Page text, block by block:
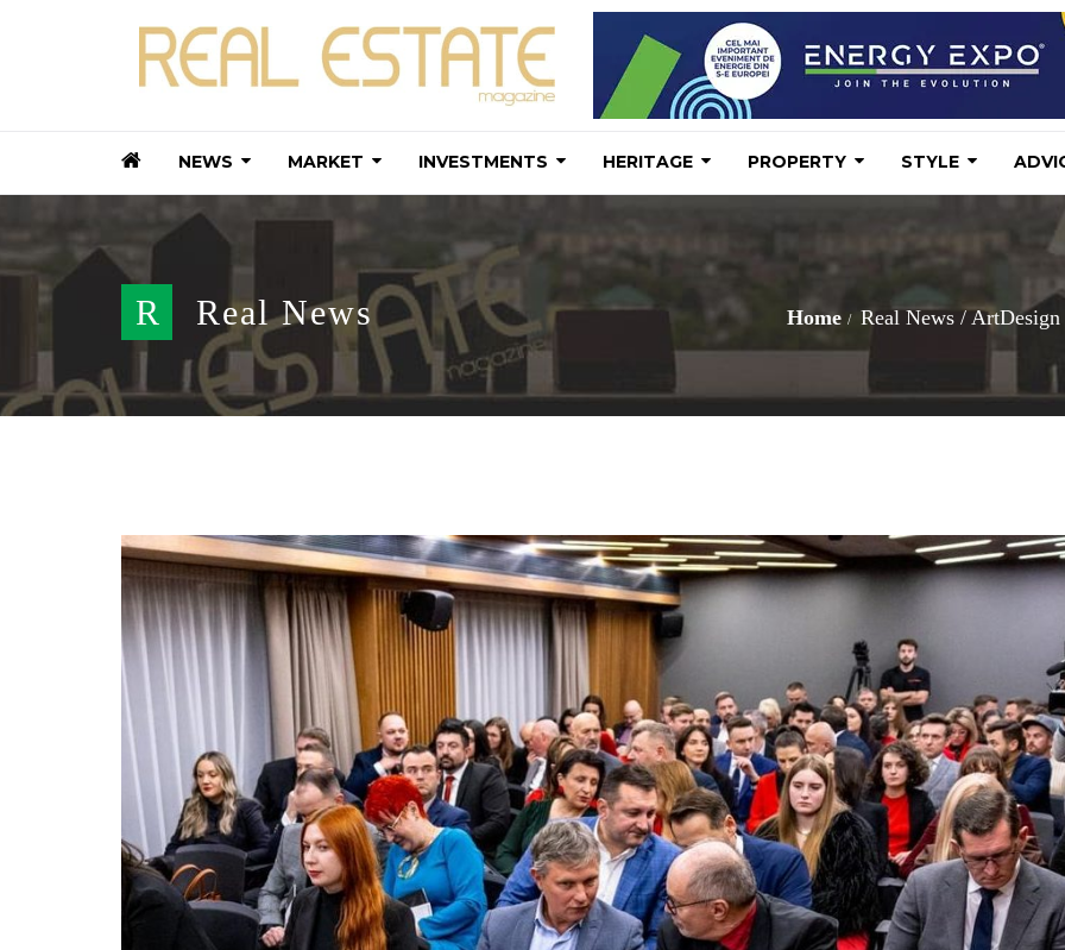
NEWS MARKET INVESTMENTS HERITAGE PROPERTY STYLE
R Real News Home Real News /ArtDesign